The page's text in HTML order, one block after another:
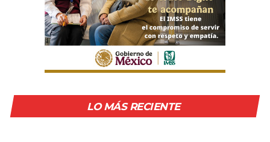
LO MÁS RECIENTE